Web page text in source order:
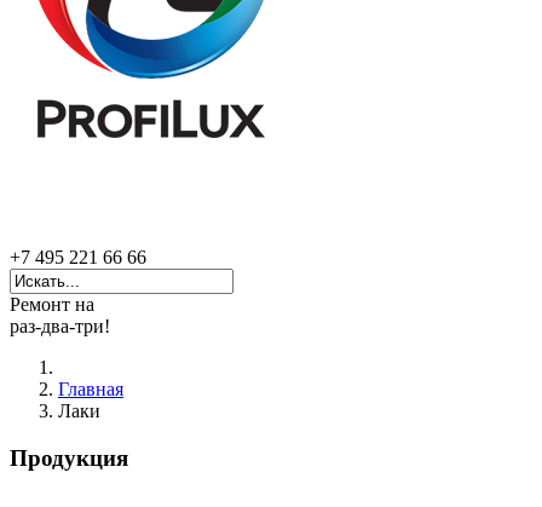
+7 495 221 66 66
Ремонт на
раз-два-три!
Главная
Лаки
Продукция